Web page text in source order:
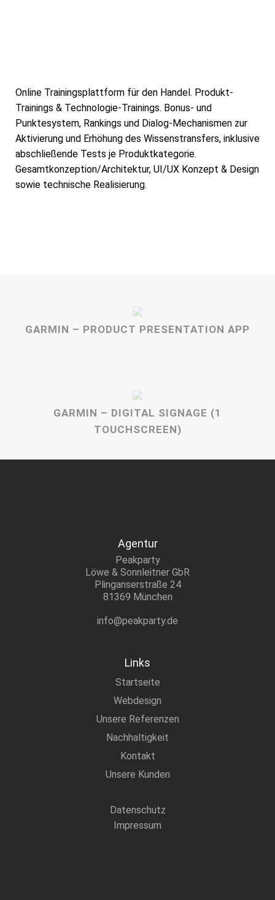
Online Trainingsplattform für den Handel. Produkt-
Trainings & Technologie-Trainings. Bonus- und
Punktesystem, Rankings und Dialog-Mechanismen zur
Aktivierung und Erhöhung des Wissenstransfers, inklusive
abschließende Tests je Produktkategorie.
Gesamtkonzeption/Architektur, UI/UX Konzept & Design
sowie technische Realisierung.
GARMIN – DIGITAL SIGNAGE (1
TOUCHSCREEN)
GARMIN – PRODUCT PRESENTATION APP
Agentur
Peakparty
Löwe & Sonnleitner GbR
Plinganserstraße 24
81369 München
info@peakparty.de
Links
Startseite
Webdesign
Unsere Referenzen
Nachhaltigkeit
Kontakt
Unsere Kunden
Datenschutz
Impressum